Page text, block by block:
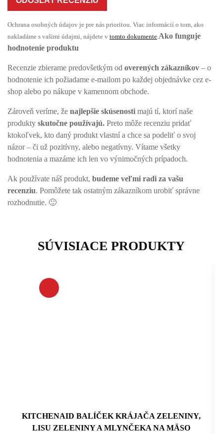
Ochrana osobných údajov je pre nás prioritou. Viac informácií o tom, ako
nakladáme s vašimi údajmi, nájdete v tomto dokumente.Ako funguje
hodnotenie produktu
Recenzie zbierame predovšetkým od overených zákazníkov – o
hodnotenie ich požiadame e-mailom po každej objednávke cez e-
shop alebo po nákupe v kamennom obchode.
Zároveň veríme, že najlepšie skúsenosti majú tí, ktorí naše
produkty skutočne používajú. Preto môže recenziu pridať
ktokoľvek, kto daný produkt vlastní a chce sa podeliť o svoj
názor – či už pozitívny, alebo negatívny. Vítame všetky
hodnotenia a mazáme ich len vo výnimočných prípadoch.
Ak používate náš produkt, budeme veľmi radi za vašu
recenziu. Pomôžete tak ostatným zákazníkom urobiť správne
rozhodnutie. 🙂
SÚVISIACE PRODUKTY
KITCHENAID BALÍČEK KRÁJAČA ZELENINY,
LISU ZELENINY A MLYNČEKA NA MÄSO